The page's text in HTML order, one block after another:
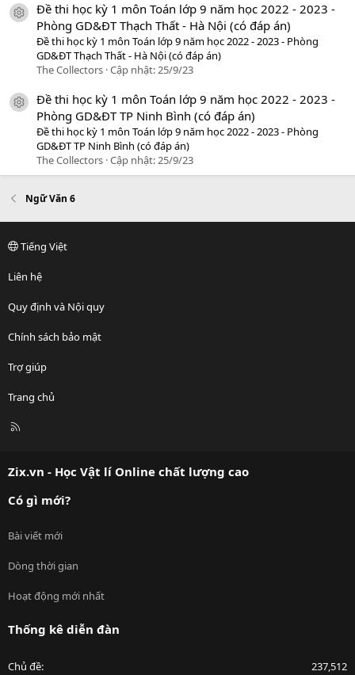
icon tài liệu
Đề thi học kỳ 1 môn Toán lớp 9 năm học 2022 - 2023 -
Phòng GD&ĐT Thạch Thất - Hà Nội (có đáp án)
Đề thi học kỳ 1 môn Toán lớp 9 năm học 2022 - 2023 - Phòng
GD&ĐT Thạch Thất - Hà Nội (có đáp án)
The Collectors Cập nhật:25/9/23
icon tài liệu
Đề thi học kỳ 1 môn Toán lớp 9 năm học 2022 - 2023 -
Phòng GD&ĐT TP Ninh Bình (có đáp án)
Đề thi học kỳ 1 môn Toán lớp 9 năm học 2022 - 2023 - Phòng
GD&ĐT TP Ninh Bình (có đáp án)
The Collectors Cập nhật: 25/9/23
Ngữ Văn 6
Tiếng Việt
Liên hệ
Quy định và Nội quy
Chính sách bảo mật
Trợ giúp
Trang chủ
R
Zix.vn - Học Vật lí Online chất lượng cao
Có gì mới?
Bài viết mới
Dòng thời gian
Hoạt động mới nhất
Thống kê diễn đàn
Chủ đề 237,512